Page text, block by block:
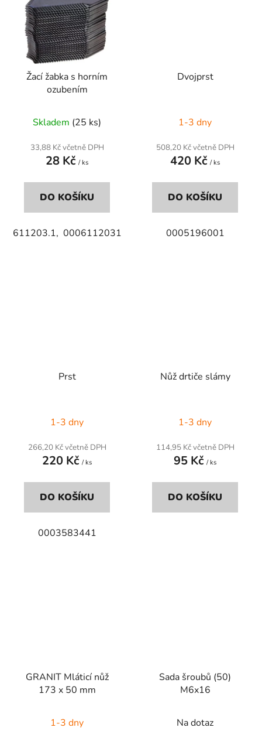
Žací žabka s horním
ozubením
Skladem (25 ks)
33,88 Kč včetně DPH
28 Kč / ks
DO KOŠÍKU
611203.1, 0006112031
Dvojprst
1-3 dny
508,20 Kč včetně DPH
420 Kč / ks
DO KOŠÍKU
0005196001
Prst
1-3 dny
266,20 Kč včetně DPH
220 Kč / ks
DO KOŠÍKU
0003583441
Nůž drtiče slámy
1-3 dny
114,95 Kč včetně DPH
95 Kč / ks
DO KOŠÍKU
GRANIT Mláticí nůž
173 x 50 mm
1-3 dny
Sada šroubů (50)
M6x16
Na dotaz